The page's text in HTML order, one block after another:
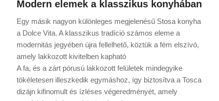
Modern elemek a klasszikus konyhában
Egy másik nagyon különleges megjelenésű Stosa konyha
a Dolce Vita. A klasszikus tradíció számos eleme a
modernitás jegyében újra fellelhető, köztük a fém elszívó,
amely lakkozott kivitelben kapható
A fa, és a zárt pórusú lakkozott felületek mindegyike
tökéletesen illeszkedik egymáshoz, így biztosítva a Tosca
dizájn kifinomult és ízléses végeredményét, amely